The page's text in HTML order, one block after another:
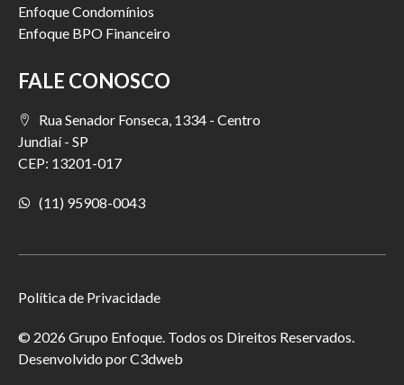
Enfoque Condomínios
Enfoque BPO Financeiro
FALE CONOSCO
Rua Senador Fonseca, 1334 - Centro
Jundiaí - SP
CEP: 13201-017
(11) 95908-0043
Política de Privacidade
© 2026 Grupo Enfoque. Todos os Direitos Reservados.
Desenvolvido porC3dweb